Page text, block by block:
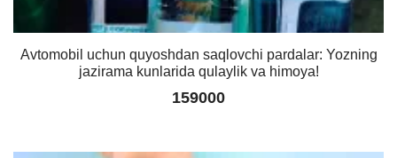
Avtomobil uchun quyoshdan saqlovchi pardalar: Yozning
jazirama kunlarida qulaylik va himoya!
159000